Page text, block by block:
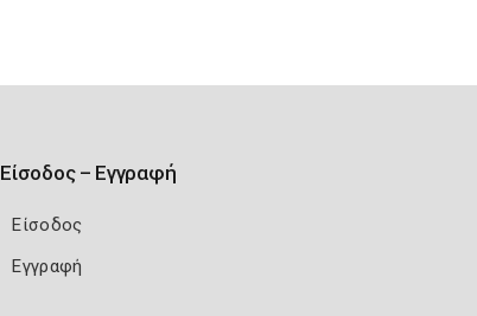
Είσοδος – Εγγραφή
Είσοδος
Εγγραφή